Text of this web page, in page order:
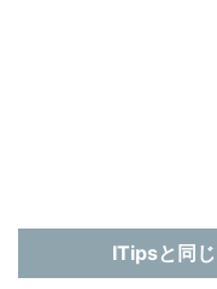
ITipsと同